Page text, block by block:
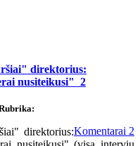
direktorius:
nusiteikusi" 2
Komentarai 2
direktorius: